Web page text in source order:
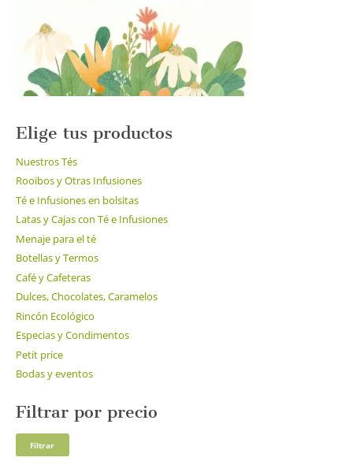
página
de
producto
Elige tus productos
Nuestros Tés
Rooibos y Otras Infusiones
Té e Infusiones en bolsitas
Latas y Cajas con Té e Infusiones
Menaje para el té
Botellas y Termos
Café y Cafeteras
Dulces, Chocolates, Caramelos
Rincón Ecológico
Especias y Condimentos
Petit price
Bodas y eventos
Filtrar por precio
Filtrar